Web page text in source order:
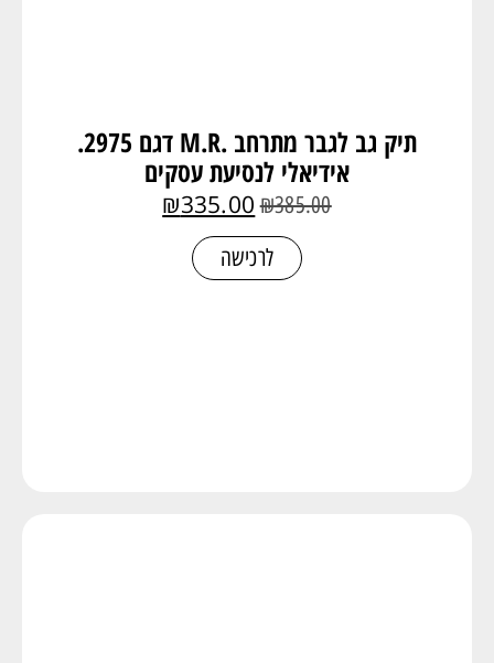
תיק גב לגבר מתרחב .M.R דגם 2975.
אידיאלי לנסיעת עסקים
₪385.00
₪335.00
לרכישה